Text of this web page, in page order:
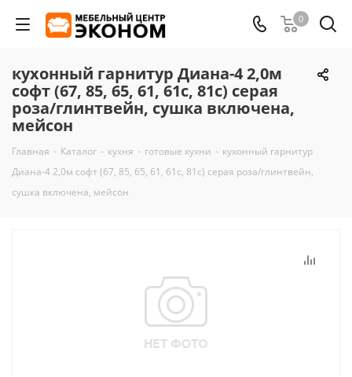
0
кухонный гарнитур Диана-4 2,0м
софт (67, 85, 65, 61, 61с, 81с) серая
роза/глинтвейн, сушка включена,
мейсон
Главная - Каталог - кухня - готовые кухни - кухонный гарнитур
Диана-4 2,0м софт (67, 85, 65, 61, 61с, 81с) серая роза/глинтвейн,
сушка включена, мейсон